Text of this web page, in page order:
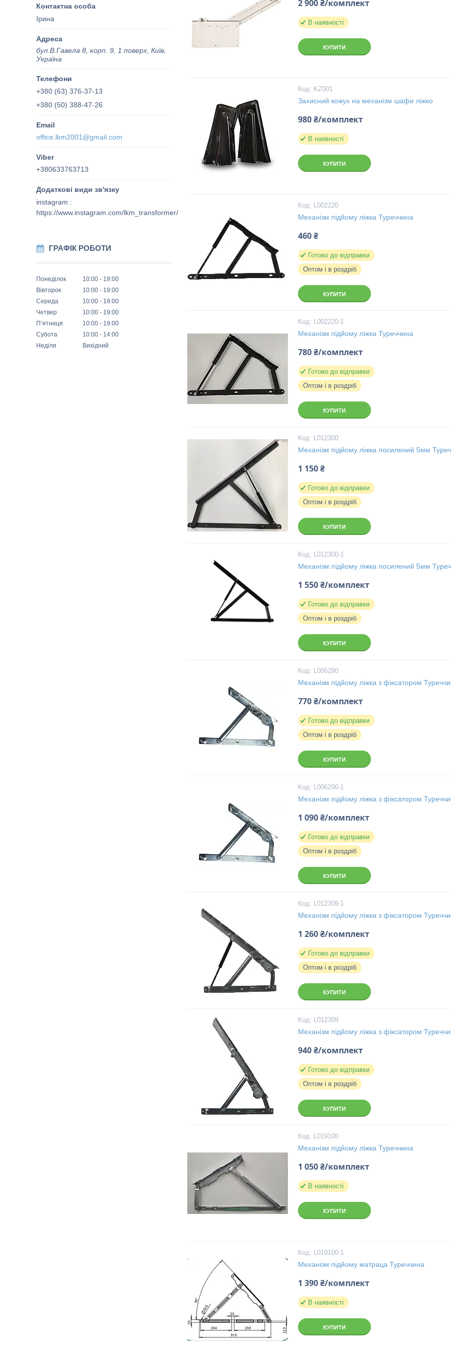
Ірина
бул.В.Гавела 8, корп. 9, 1 поверх, Київ,
Україна
+380 (63) 376-37-13
+380 (50) 388-47-26
office.lkm2001@gmail.com
+380633763713
instagram
https://www.instagram.com/lkm_transformer/
ГРАФІК РОБОТИ
Понеділок 10:00
19:00
Вівторок
10:00
19:00
Середа
10:00
19:00
Четвер
10:00
19:00
Пʼятниця
10:00
19:00
Субота
10:00
14:00
Неділя
Вихідний
2 900 ₴/комплект
В наявності
КУПИТИ
KZ001
Захисний кожух на механізм шафи ліжко
980 ₴/комплект
В наявності
КУПИТИ
L002220
Механізм підйому ліжка Туреччина
460 ₴
Готово до відправки
Оптом і в роздріб
КУПИТИ
L002220-1
Механізм підйому ліжка Туреччина
780 ₴/комплект
Готово до відправки
Оптом і в роздріб
КУПИТИ
L012300
Механізм підйому ліжка посилений 5мм
1 150 ₴
Готово до відправки
Оптом і в роздріб
КУПИТИ
L012300-1
Механізм підйому ліжка посилений 5мм
1 550 ₴/комплект
Готово до відправки
Оптом і в роздріб
КУПИТИ
L006290
Механізм підйому ліжка з фіксатором
770 ₴/комплект
Готово до відправки
Оптом і в роздріб
КУПИТИ
L006290-1
Механізм підйому ліжка з фіксатором
1 090 ₴/комплект
Готово до відправки
Оптом і в роздріб
КУПИТИ
L012309-1
Механізм підйому ліжка з фіксатором
1 260 ₴/комплект
Готово до відправки
Оптом і в роздріб
КУПИТИ
L012309
Механізм підйому ліжка з фіксатором
940 ₴/комплект
Готово до відправки
Оптом і в роздріб
КУПИТИ
L019100
Механізм підйому ліжка Туреччина
1 050 ₴/комплект
В наявності
КУПИТИ
L019100-1
Механізм підйому матраца Туреччина
1 390 ₴/комплект
В наявності
КУПИТИ